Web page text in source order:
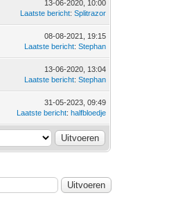
13-06-2020, 10:00
Laatste bericht:Splitrazor
08-08-2021, 19:15
Laatste bericht:Stephan
13-06-2020, 13:04
Laatste bericht:Stephan
31-05-2023, 09:49
Laatste bericht:halfbloedje